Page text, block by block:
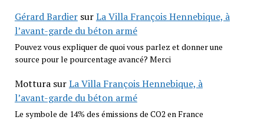
Gérard BardiersurLa Villa François Hennebique, à
l’avant-garde du béton armé
Pouvez vous expliquer de quoi vous parlez et donner une
source pour le pourcentage avancé? Merci
MotturasurLa Villa François Hennebique, à
l’avant-garde du béton armé
Le symbole de 14% des émissions de CO2 en France